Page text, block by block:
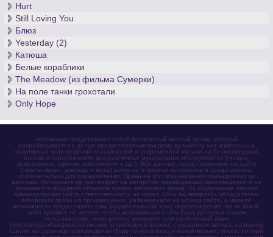
Hurt
Still Loving You
Блюз
Yesterday (2)
Катюша
Белые кораблики
The Meadow (из фильма Сумерки)
На поле танки грохотали
Only Hope
Нотомания представляет собой бесплатный нотный архив, который
разрабатывается с целью предоставления каждому музыканту нот известных и
популярных произведений классической и современной музыки на безвозмездной
основе в переложениях для различных музыкальных инструментов (гитары,
фортепиано, скрипки, виолончели и др.). Все данные, представленные на сайте
(тексты песен, аккорды и ноты) взяты из открытых источников и представлены
исключительно для ознакомления. Права на эти произведения принадлежат их
авторам. Нотомания не претендует на авторство размещаемых произведений и не
занимается продажей объектов чужого авторского права. За содержание текстов
администрация сайта ответственности не несет. Если вы являетесь обладателем
авторского права на произведение, размещенное на нашем сайте, и имеете
возможность предоставить нам документальное тому подтверждение, но по какой-
либо причине не хотите, чтобы информация о нём была доступна нашим
пользователям, немедленно напишите нам на почтовый ящик
(notomania[собака]mail.ru) письмо (в свободной форме) с указанием автора, названия,
ссылки на страницу произведения (будь то ноты классической музыки, песен, нотный